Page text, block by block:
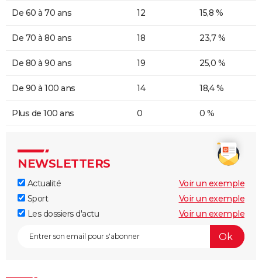
De 60 à 70 ans 12 15,8 %
De 70 à 80 ans 18 23,7 %
De 80 à 90 ans 19 25,0 %
De 90 à 100 ans 14 18,4 %
Plus de 100 ans 0 0 %
NEWSLETTERS
Actualité
Voir un exemple
Sport
Voir un exemple
Les dossiers d'actu
Voir un exemple